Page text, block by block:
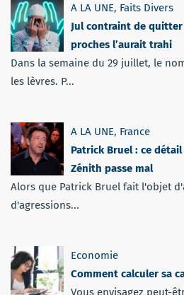
A LA UNE, Faits Divers
Jul contraint de quitter
proches l’aurait trahi
Dans la semaine du 29 juillet, le
les lèvres. P...
A LA UNE, France
Patrick Bruel : ce
Zénith passe mal
Alors que Patrick Bruel fait l'objet
d'agressions...
Economie
Comment calculer sa
Vous envisagez peut-